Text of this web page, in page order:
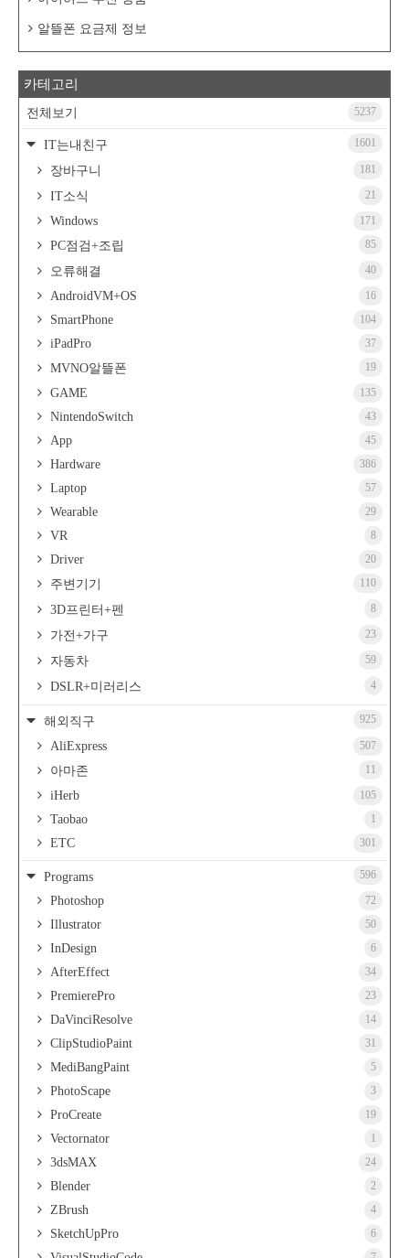
알뜰폰 요금제 정보
카테고리
전체보기 5237
IT는내친구 1601
장바구니 181
IT소식 21
Windows 171
PC점검+조립 85
오류해결 40
AndroidVM+OS 16
SmartPhone 104
iPadPro 37
MVNO알뜰폰 19
GAME 135
NintendoSwitch 43
App 45
Hardware 386
Laptop 57
Wearable 29
VR 8
Driver 20
주변기기 110
3D프린터+펜 8
가전+가구 23
자동차 59
DSLR+미러리스 4
해외직구 925
AliExpress 507
아마존 11
iHerb 105
Taobao 1
ETC 301
Programs 596
Photoshop 72
Illustrator 50
InDesign 6
AfterEffect 34
PremierePro 23
DaVinciResolve 14
ClipStudioPaint 31
MediBangPaint 5
PhotoScape 3
ProCreate 19
Vectornator 1
3dsMAX 24
Blender 2
ZBrush 4
SketchUpPro 6